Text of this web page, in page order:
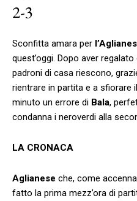
2-3
Sconfitta amara per
quest’oggi. Dopo aver
padroni di casa riescono,
rientrare in partita e a sfiorare
minuto un errore di Bala,
condanna i neroverdi alla
LA CRONACA
Aglianese che, come
fatto la prima mezz’ora di